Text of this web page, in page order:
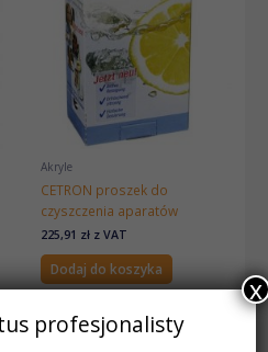
Akryle
CETRON proszek do
czyszczenia aparatów
225,91 złz VAT
Dodaj do koszyka
profesjonalisty
x